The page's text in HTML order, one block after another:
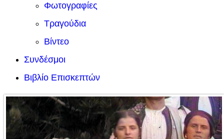
Φωτογραφίες
Τραγούδια
Βίντεο
Συνδέσμοι
Βιβλίο Επισκεπτών